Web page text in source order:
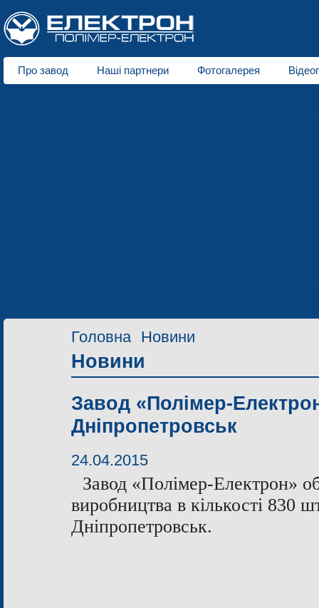
Про завод Наші партнери Фотогалерея
Головна Новини
Новини
Завод «Полімер-
Дніпропетровськ
24.04.2015
Завод «Полімер-Електрон»
виробництва в кількості 830
Дніпропетровськ.